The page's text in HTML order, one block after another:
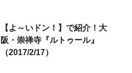
【よ～いドン！】で紹介！大
阪・崇禅寺『ルトゥール』
（2017/2/17）